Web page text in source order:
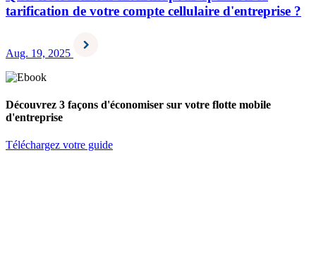
tarification de votre compte cellulaire d'entreprise ?
Aug. 19, 2025
Découvrez 3 façons d'économiser sur votre flotte mobile
d'entreprise
Téléchargez votre guide